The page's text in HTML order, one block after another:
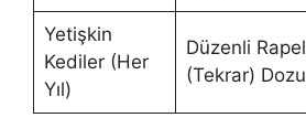
Yetişkin
Kediler (Her
Yıl)
Düzenli Rapel
(Tekrar) Dozu